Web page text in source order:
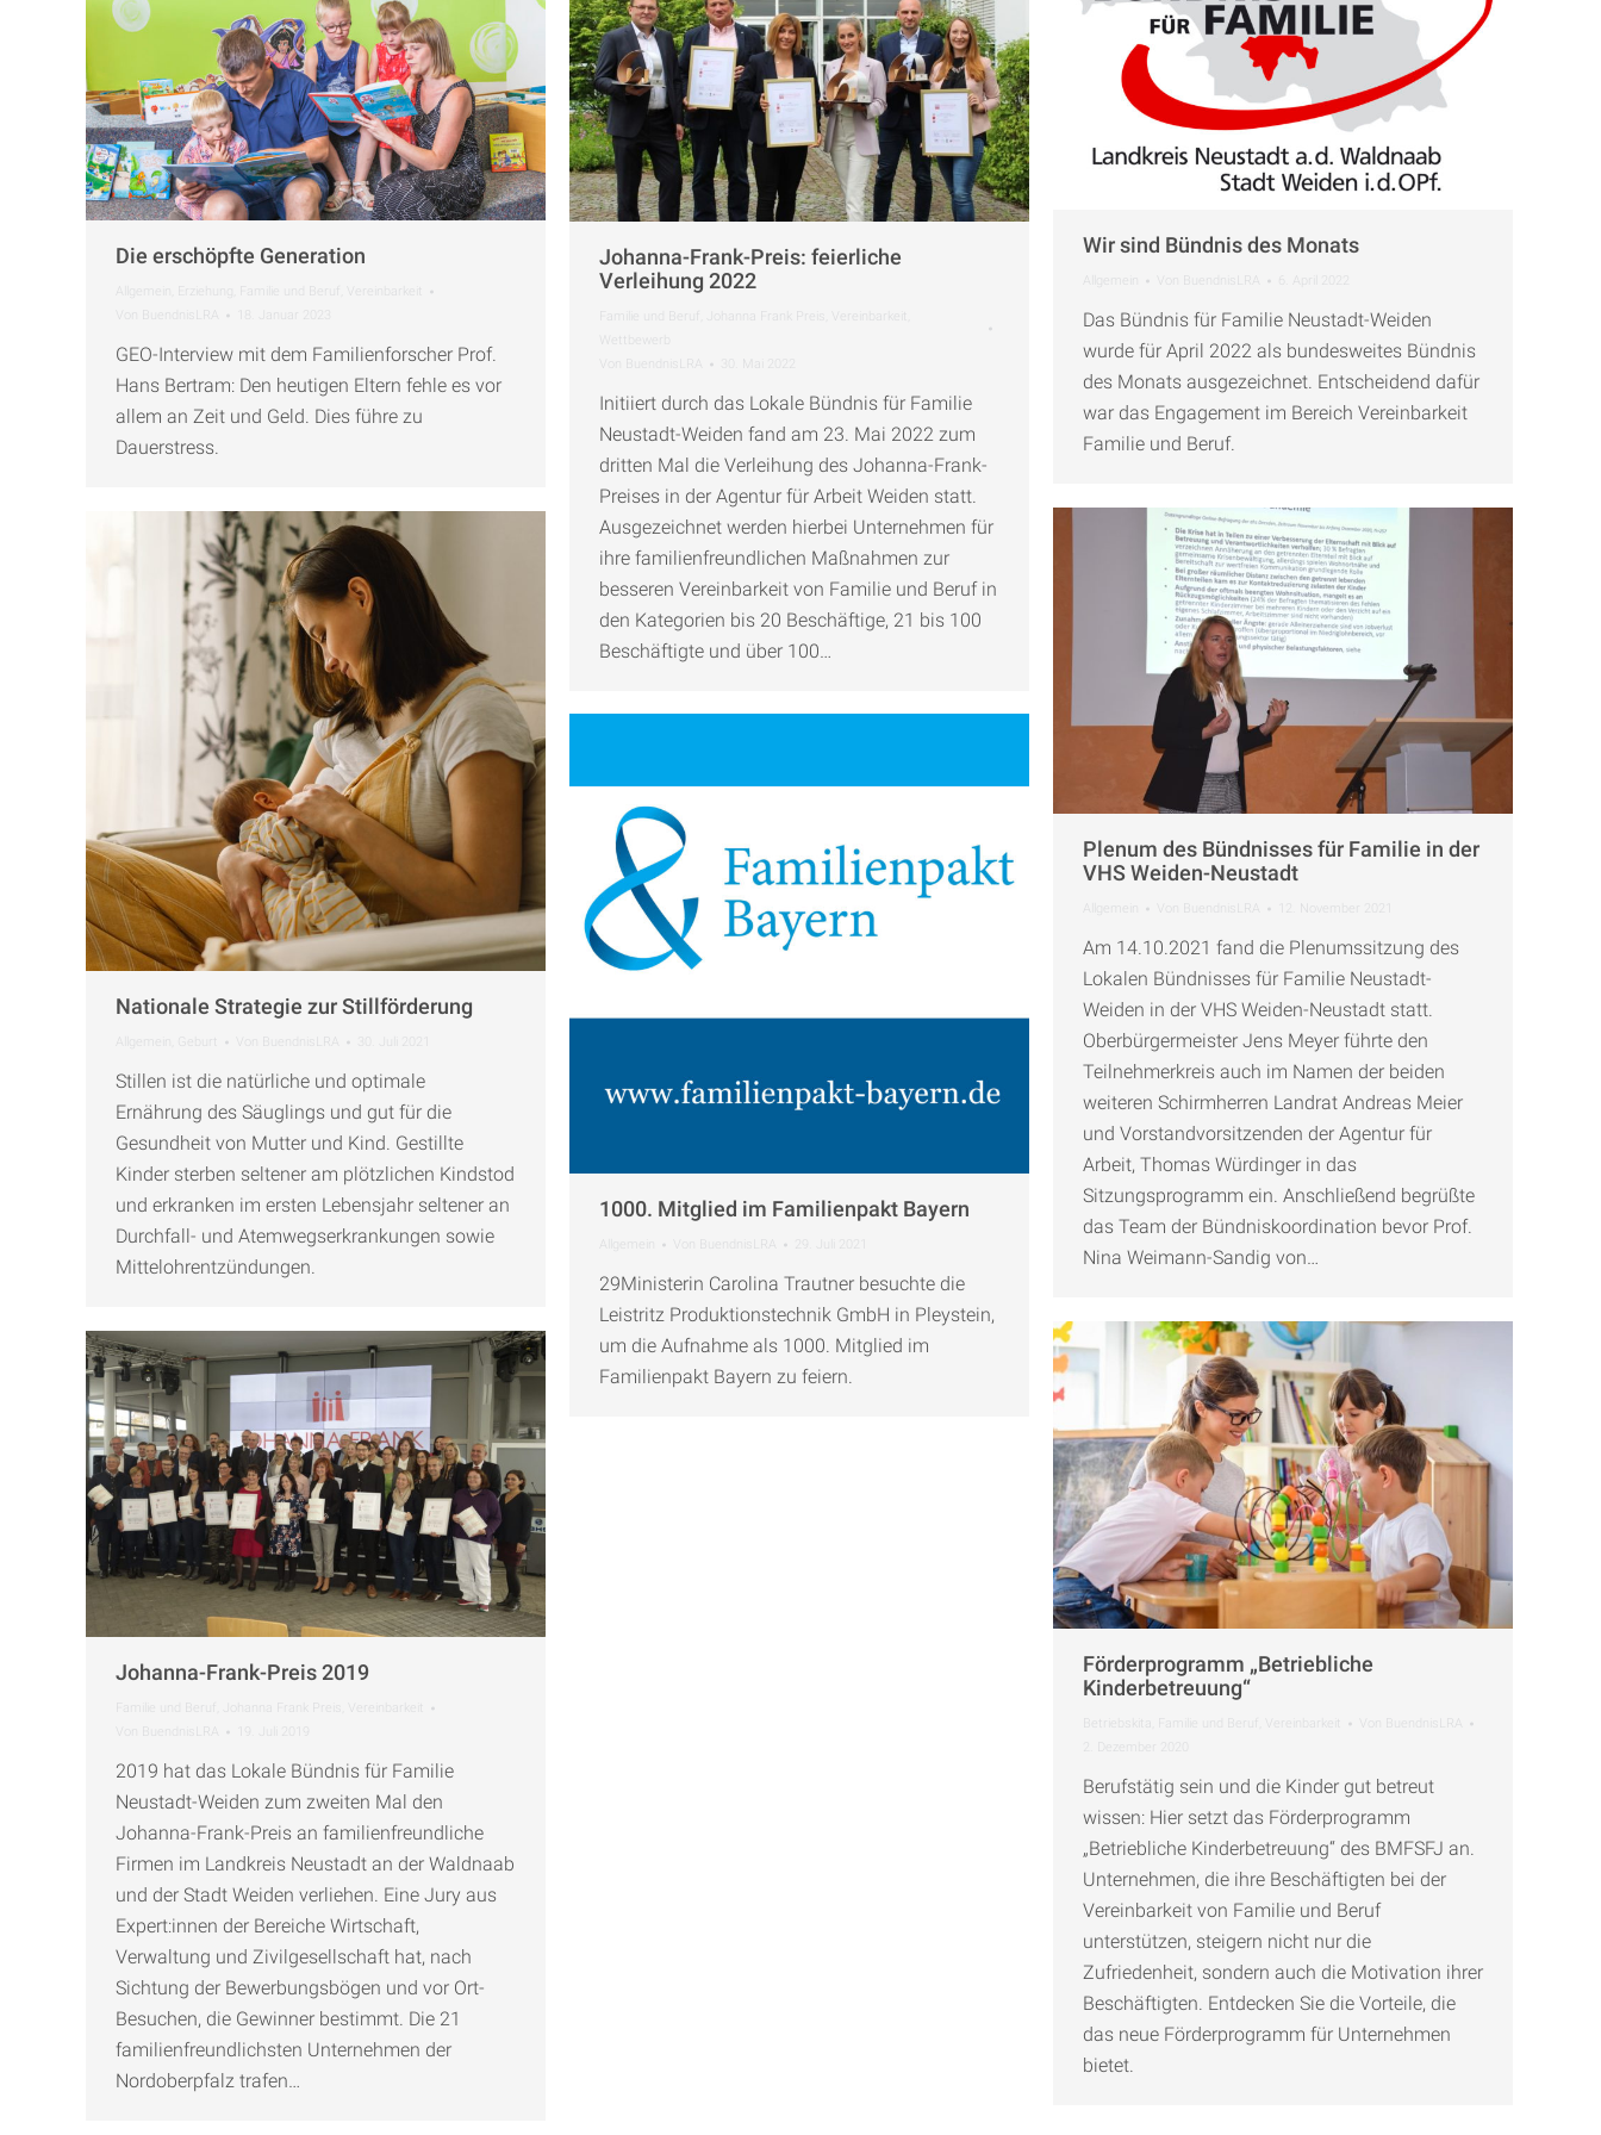
Die erschöpfte Generation
Vereinbarkeit
Von
18. Januar 2023
GEO-Interview mit dem Familienforscher Prof.
Hans Bertram: Den heutigen Eltern fehle es vor
allem an Zeit und Geld. Dies führe zu
Dauerstress.
Johanna-Frank-Preis: feierliche
Verleihung 2022
Familie und Beruf Johanna Frank Preis Vereinbarkeit
Von BuendnisLRA 30. Mai 2022
Initiiert durch das Lokale Bündnis für Familie
Neustadt-Weiden fand am 23. Mai 2022 zum
dritten Mal die Verleihung des Johanna-Frank-
Preises in der Agentur für Arbeit Weiden statt.
Ausgezeichnet werden hierbei Unternehmen für
ihre familienfreundlichen Maßnahmen zur
besseren Vereinbarkeit von Familie und Beruf in
den Kategorien bis 20 Beschäftige, 21 bis 100
Beschäftigte und über 100…
Wir sind Bündnis des Monats
Von 6. April 2022
Das Bündnis für Familie Neustadt-Weiden
wurde für April 2022 als bundesweites Bündnis
des Monats ausgezeichnet. Entscheidend dafür
war das Engagement im Bereich Vereinbarkeit
Familie und Beruf.
Plenum des Bündnisses für Familie in der
VHS Weiden-Neustadt
Von 12. November 2021
Am 14.10.2021 fand die Plenumssitzung des
Lokalen Bündnisses für Familie Neustadt-
Weiden in der VHS Weiden-Neustadt statt.
Oberbürgermeister Jens Meyer führte den
Teilnehmerkreis auch im Namen der beiden
weiteren Schirmherren Landrat Andreas Meier
und Vorstandvorsitzenden der Agentur für
Arbeit, Thomas Würdinger in das
Sitzungsprogramm ein. Anschließend begrüßte
das Team der Bündniskoordination bevor Prof.
Nina Weimann-Sandig von…
Nationale Strategie zur Stillförderung
Von BuendnisLRA 30. Juli 2021
Stillen ist die natürliche und optimale
Ernährung des Säuglings und gut für die
Gesundheit von Mutter und Kind. Gestillte
Kinder sterben seltener am plötzlichen Kindstod
und erkranken im ersten Lebensjahr seltener an
Durchfall- und Atemwegserkrankungen sowie
Mittelohrentzündungen.
1000. Mitglied im Familienpakt Bayern
Von BuendnisLRA 29. Juli 2021
29Ministerin Carolina Trautner besuchte die
Leistritz Produktionstechnik GmbH in Pleystein,
um die Aufnahme als 1000. Mitglied im
Familienpakt Bayern zu feiern.
Förderprogramm „Betriebliche
Kinderbetreuung“
Betriebskita Familie und Beruf Vereinbarkeit Von BuendnisLRA
2. Dezember 2020
Berufstätig sein und die Kinder gut betreut
wissen: Hier setzt das Förderprogramm
„Betriebliche Kinderbetreuung“ des BMFSFJ an.
Unternehmen, die ihre Beschäftigten bei der
Vereinbarkeit von Familie und Beruf
unterstützen, steigern nicht nur die
Zufriedenheit, sondern auch die Motivation ihrer
Beschäftigten. Entdecken Sie die Vorteile, die
das neue Förderprogramm für Unternehmen
bietet.
Johanna-Frank-Preis 2019
Vereinbarkeit
Von
19. Juli 2019
2019 hat das Lokale Bündnis für Familie
Neustadt-Weiden zum zweiten Mal den
Johanna-Frank-Preis an familienfreundliche
Firmen im Landkreis Neustadt an der Waldnaab
und der Stadt Weiden verliehen. Eine Jury aus
Expert:innen der Bereiche Wirtschaft,
Verwaltung und Zivilgesellschaft hat, nach
Sichtung der Bewerbungsbögen und vor Ort-
Besuchen, die Gewinner bestimmt. Die 21
familienfreundlichsten Unternehmen der
Nordoberpfalz trafen…